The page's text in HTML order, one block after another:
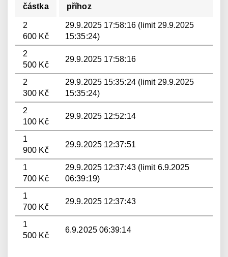
částka příhoz
2
600 Kč
29.9.2025 17:58:16 (limit 29.9.2025
15:35:24)
2
500 Kč
29.9.2025 17:58:16
2
300 Kč
29.9.2025 15:35:24 (limit 29.9.2025
15:35:24)
2
100 Kč
29.9.2025 12:52:14
1
900 Kč
29.9.2025 12:37:51
1
700 Kč
29.9.2025 12:37:43 (limit 6.9.2025
06:39:19)
1
700 Kč
29.9.2025 12:37:43
1
500 Kč
6.9.2025 06:39:14